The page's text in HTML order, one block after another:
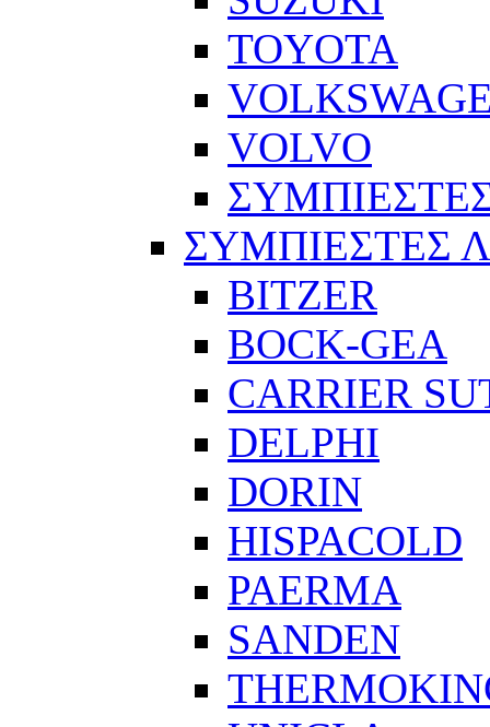
TOYOTA
VOLVO
ΣΥΜΠΙΕΣΤΕΣ
BITZER
BOCK-GEA
CARRIER
DELPHI
DORIN
HISPACOLD
PAERMA
SANDEN